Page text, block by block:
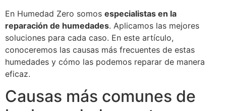
En Humedad Zero somos especialistas en la
reparación de humedades. Aplicamos las mejores
soluciones para cada caso. En este artículo,
conoceremos las causas más frecuentes de estas
humedades y cómo las podemos reparar de manera
eficaz.
Causas más comunes de